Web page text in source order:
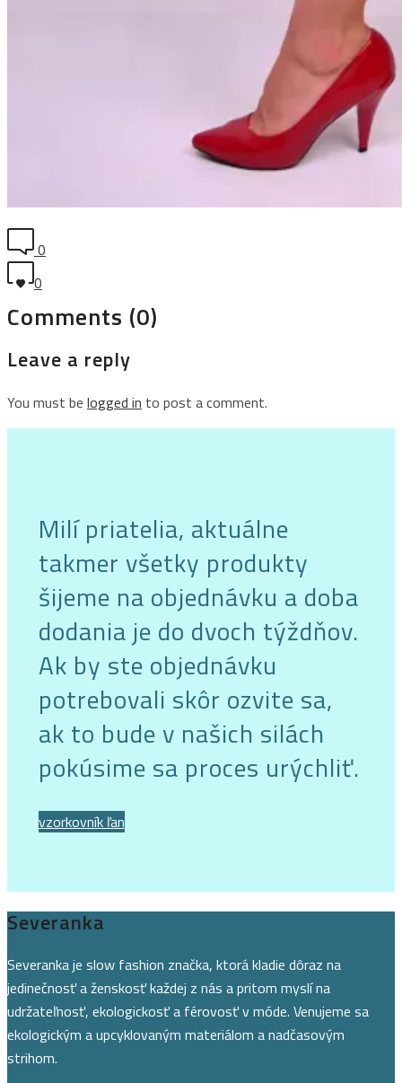
0
0
Comments (0)
Leave a reply
You must be logged in to post a comment.
Milí priatelia, aktuálne
takmer všetky produkty
šijeme na objednávku a doba
dodania je do dvoch týždňov.
Ak by ste objednávku
potrebovali skôr ozvite sa,
ak to bude v našich silách
pokúsime sa proces urýchliť.
vzorkovník ľan
Severanka
Severanka je slow fashion značka, ktorá kladie dôraz na
jedinečnosť a ženskosť každej z nás a pritom myslí na
udržateľnosť, ekologickosť a férovosť v móde. Venujeme sa
ekologickým a upcyklovaným materiálom a nadčasovým
strihom.